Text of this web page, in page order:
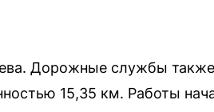
Дорожные службы также
15,35 км. Работы